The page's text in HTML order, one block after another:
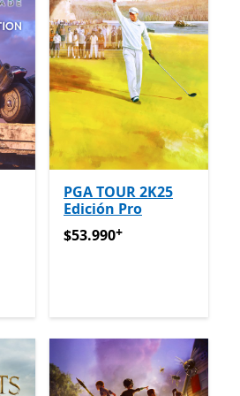
PGA TOUR 2K25
Edición Pro
$53.990Ofrece compras
$53.990+